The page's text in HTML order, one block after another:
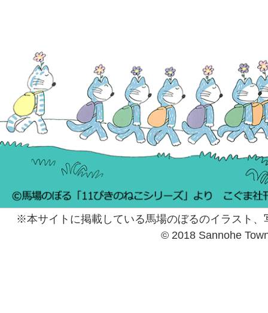
※本サイトに掲載している馬場のぼるのイラスト
© 2018 Sannohe